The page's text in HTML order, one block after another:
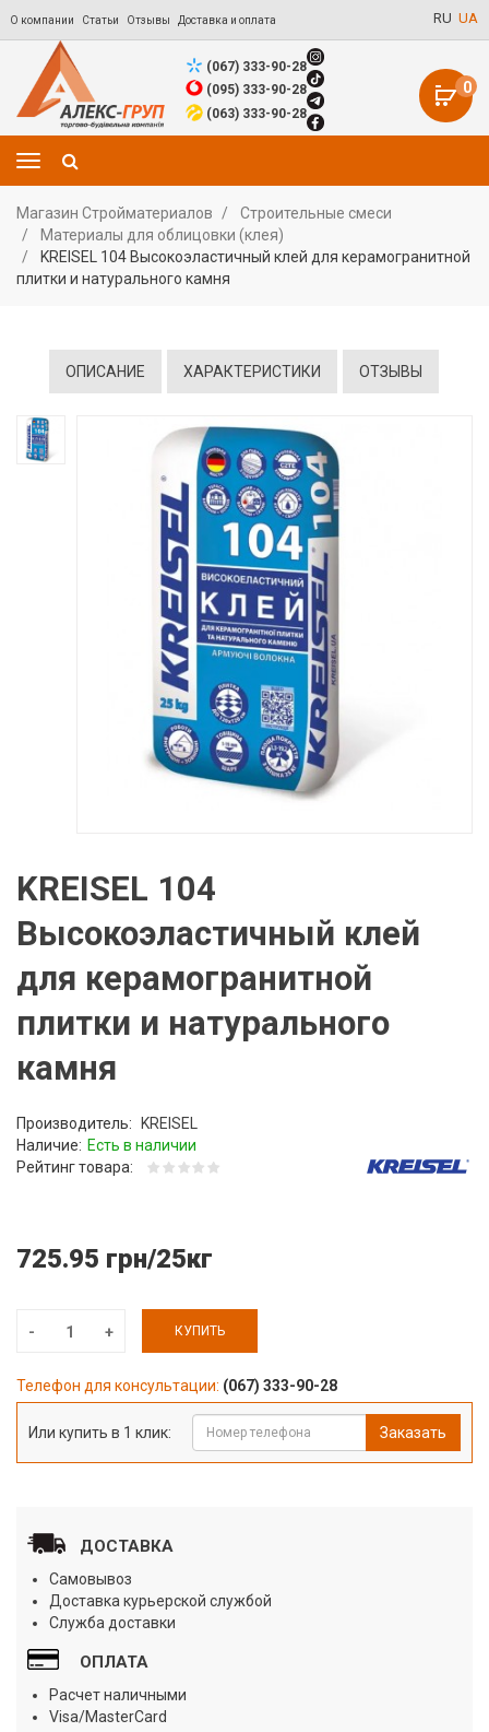
О компании Статьи Отзывы Доставка и оплата RU UA
0
(067) 333-90-28
(095) 333-90-28
(063) 333-90-28
Магазин Стройматериалов
Строительные смеси
Материалы для облицовки (клея)
KREISEL 104 Высокоэластичный клей для керамогранитной
плитки и натурального камня
ОПИСАНИЕ ХАРАКТЕРИСТИКИ ОТЗЫВЫ
KREISEL 104
Высокоэластичный клей
для керамогранитной
плитки и натурального
камня
Производитель:
KREISEL
Наличие: Есть в наличии
Рейтинг товара:
725.95 грн/25кг
КУПИТЬ
Телефон для консультации: (067) 333-90-28
Или купить в 1 клик: Заказать
ДОСТАВКА
Самовывоз
Доставка курьерской службой
Служба доставки
ОПЛАТА
Расчет наличными
Visa/MasterCard